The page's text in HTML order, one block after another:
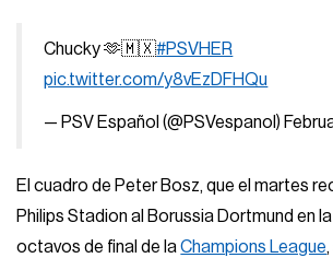
Chucky 🫶🇲🇽#PSVHER
pic.twitter.com/y8vEzDFHQu
— PSV Español (@PSVespanol)
El cuadro de Peter Bosz, que el martes
Philips Stadion al Borussia Dortmund en
octavos de final de laChampions League